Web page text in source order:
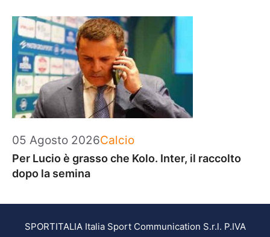
05 Agosto 2026Categorie
Calcio
Per Lucio è grasso che Kolo. Inter, il raccolto
dopo la semina
SPORTITALIA Italia Sport Communication S.r.l. P.IVA